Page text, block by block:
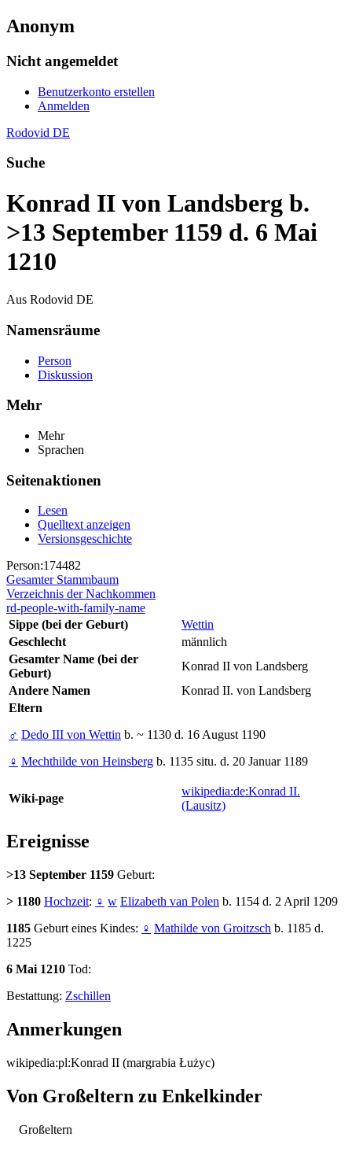
Anonym
Nicht angemeldet
Benutzerkonto erstellen
Anmelden
Rodovid DE
Suche
Konrad II von Landsberg b.
>13 September 1159 d. 6 Mai
1210
Aus Rodovid DE
Namensräume
Person
Diskussion
Mehr
Mehr
Sprachen
Seitenaktionen
Lesen
Quelltext anzeigen
Versionsgeschichte
Person:174482
Gesamter Stammbaum
Verzeichnis der Nachkommen
rd-people-with-family-name
Sippe (bei der Geburt)
Wettin
Geschlecht
männlich
Gesamter Name (bei der
Geburt)
Konrad II von Landsberg
Andere Namen
Konrad II. von Landsberg
Eltern
♂ Dedo III von Wettin b. ~ 1130 d. 16 August 1190
♀ Mechthilde von Heinsberg b. 1135 situ. d. 20 Januar 1189
Wiki-page
wikipedia:de:Konrad II.
(Lausitz)
Ereignisse
>13 September 1159 Geburt:
> 1180 Hochzeit: ♀ w Elizabeth van Polen b. 1154 d. 2 April 1209
1185 Geburt eines Kindes: ♀ Mathilde von Groitzsch b. 1185 d.
1225
6 Mai 1210 Tod:
Bestattung: Zschillen
Anmerkungen
wikipedia:pl:Konrad II (margrabia Łużyc)
Von Großeltern zu Enkelkinder
Großeltern